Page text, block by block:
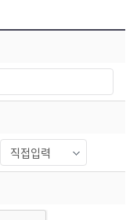
의를 거부할
발송 서비스
라 동법